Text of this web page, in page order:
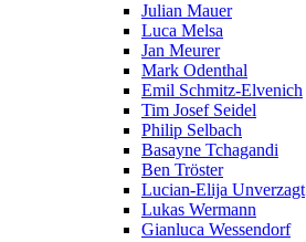
Julian Mauer
Luca Melsa
Jan Meurer
Mark Odenthal
Emil Schmitz-Elvenich
Tim Josef Seidel
Philip Selbach
Basayne Tchagandi
Ben Tröster
Lucian-Elija Unverzagt
Lukas Wermann
Gianluca Wessendorf